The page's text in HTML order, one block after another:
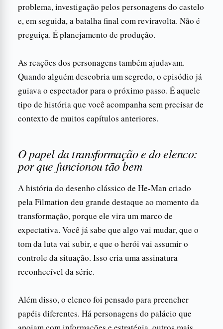
problema, investigação pelos personagens do castelo
e, em seguida, a batalha final com reviravolta. Não é
preguiça. É planejamento de produção.
As reações dos personagens também ajudavam.
Quando alguém descobria um segredo, o episódio já
guiava o espectador para o próximo passo. É aquele
tipo de história que você acompanha sem precisar de
contexto de muitos capítulos anteriores.
O papel da transformação e do elenco:
por que funcionou tão bem
A história do desenho clássico de He-Man criado
pela Filmation deu grande destaque ao momento da
transformação, porque ele vira um marco de
expectativa. Você já sabe que algo vai mudar, que o
tom da luta vai subir, e que o herói vai assumir o
controle da situação. Isso cria uma assinatura
reconhecível da série.
Além disso, o elenco foi pensado para preencher
papéis diferentes. Há personagens do palácio que